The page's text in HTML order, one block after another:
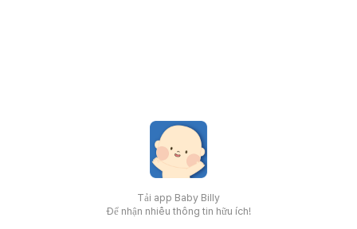
Tải app Baby Billy
Để nhận nhiều thông tin hữu ích!